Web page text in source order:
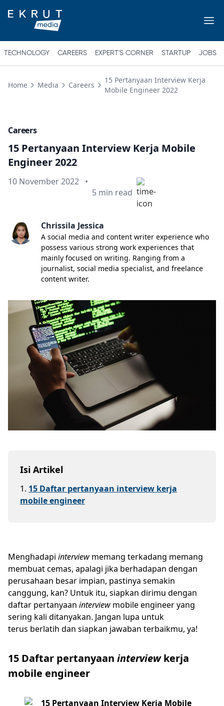
TECHNOLOGY CAREERS EXPERT'S CORNER STARTUP JOBS
Home Media Careers
15 Pertanyaan Interview Kerja
Mobile Engineer 2022
Careers
15 Pertanyaan Interview Kerja Mobile
Engineer 2022
Published on
10 November 2022 •
Min read
5 min read
Chrissila Jessica
A social media and content writer experience who
possess various strong work experiences that
mainly focused on writing. Ranging from a
journalist, social media specialist, and freelance
content writer.
Isi Artikel
1. 15 Daftar pertanyaan interview kerja
mobile engineer
Menghadapi interview memang terkadang memang
membuat cemas, apalagi jika berhadapan dengan
perusahaan besar impian, pastinya semakin
canggung, kan? Untuk itu, siapkan dirimu dengan
daftar pertanyaan interview mobile engineer yang
sering kali ditanyakan. Jangan lupa untuk
terus berlatih dan siapkan jawaban terbaikmu, ya!
15 Daftar pertanyaan interviewkerja
mobile engineer